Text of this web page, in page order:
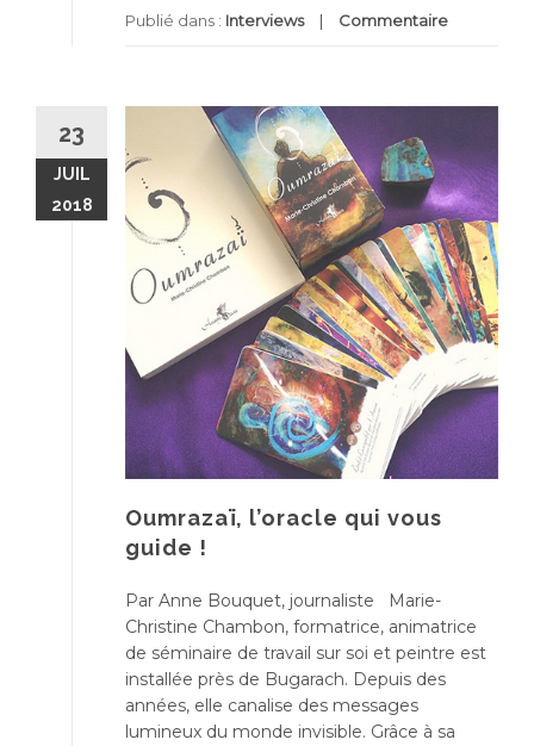
Publié dans : Interviews Commentaire
23
JUIL
2018
Oumrazaï, l’oracle qui vous
guide !
Par Anne Bouquet, journaliste Marie-
Christine Chambon, formatrice, animatrice
de séminaire de travail sur soi et peintre est
installée près de Bugarach. Depuis des
années, elle canalise des messages
lumineux du monde invisible. Grâce à sa